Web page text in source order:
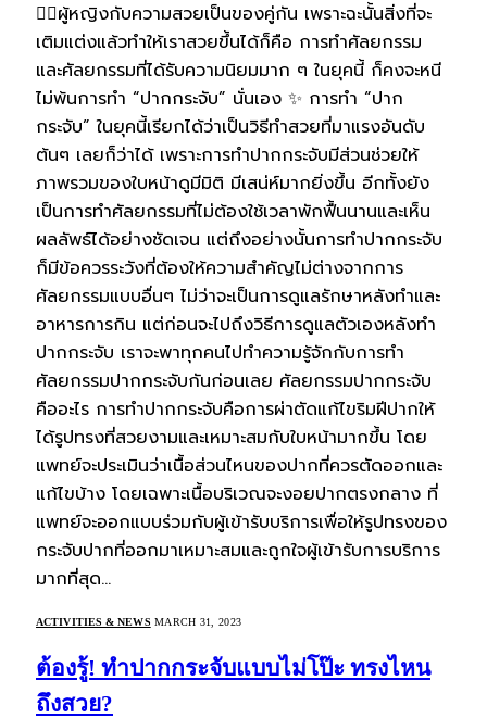
🙋‍♀️ผู้หญิงกับความสวยเป็นของคู่กัน เพราะฉะนั้นสิ่งที่จะ
เติมแต่งแล้วทำให้เราสวยขึ้นได้ก็คือ การทำศัลยกรรม
และศัลยกรรมที่ได้รับความนิยมมาก ๆ ในยุคนี้ ก็คงจะหนี
ไม่พ้นการทำ “ปากกระจับ” นั่นเอง ✨ การทำ “ปาก
กระจับ” ในยุคนี้เรียกได้ว่าเป็นวิธีทำสวยที่มาแรงอันดับ
ต้นๆ เลยก็ว่าได้ เพราะการทำปากกระจับมีส่วนช่วยให้
ภาพรวมของใบหน้าดูมีมิติ มีเสน่ห์มากยิ่งขึ้น อีกทั้งยัง
เป็นการทำศัลยกรรมที่ไม่ต้องใช้เวลาพักฟื้นนานและเห็น
ผลลัพธ์ได้อย่างชัดเจน แต่ถึงอย่างนั้นการทำปากกระจับ
ก็มีข้อควรระวังที่ต้องให้ความสำคัญไม่ต่างจากการ
ศัลยกรรมแบบอื่นๆ ไม่ว่าจะเป็นการดูแลรักษาหลังทำและ
อาหารการกิน แต่ก่อนจะไปถึงวิธีการดูแลตัวเองหลังทำ
ปากกระจับ เราจะพาทุกคนไปทำความรู้จักกับการทำ
ศัลยกรรมปากกระจับกันก่อนเลย ศัลยกรรมปากกระจับ
คืออะไร การทำปากกระจับคือการผ่าตัดแก้ไขริมฝีปากให้
ได้รูปทรงที่สวยงามและเหมาะสมกับใบหน้ามากขึ้น โดย
แพทย์จะประเมินว่าเนื้อส่วนไหนของปากที่ควรตัดออกและ
แก้ไขบ้าง โดยเฉพาะเนื้อบริเวณจะงอยปากตรงกลาง ที่
แพทย์จะออกแบบร่วมกับผู้เข้ารับบริการเพื่อให้รูปทรงของ
กระจับปากที่ออกมาเหมาะสมและถูกใจผู้เข้ารับการบริการ
มากที่สุด…
ACTIVITIES & NEWS MARCH 31, 2023
ต้องรู้! ทำปากกระจับแบบไม่โป๊ะ ทรงไหน
ถึงสวย?